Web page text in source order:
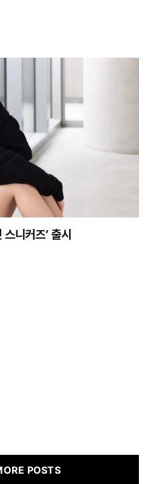
니커즈’ 출시
POSTS